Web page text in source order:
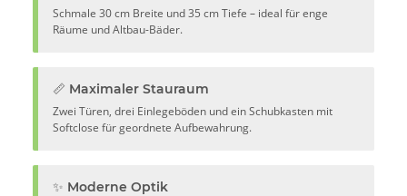
Schmale 30 cm Breite und 35 cm Tiefe – ideal für enge
Räume und Altbau-Bäder.
📏 Maximaler Stauraum
Zwei Türen, drei Einlegeböden und ein Schubkasten mit
Softclose für geordnete Aufbewahrung.
✨ Moderne Optik